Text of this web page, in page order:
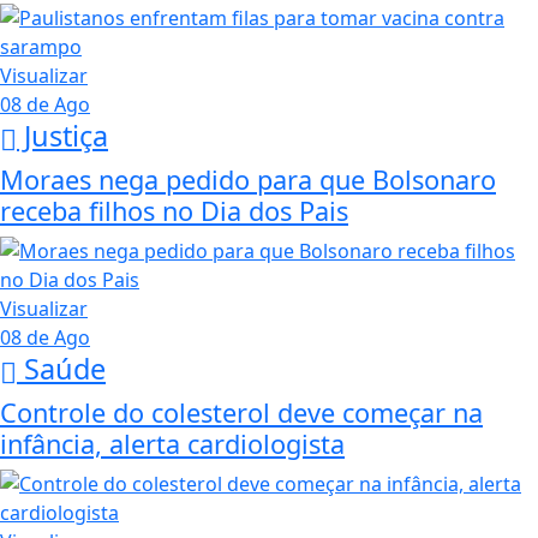
Visualizar
08 de Ago
Justiça
Moraes nega pedido para que Bolsonaro
receba filhos no Dia dos Pais
Visualizar
08 de Ago
Saúde
Controle do colesterol deve começar na
infância, alerta cardiologista